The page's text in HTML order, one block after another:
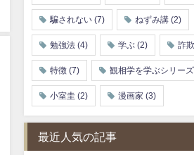
騙されない (7) ねずみ講 (2)
勉強法 (4) 学ぶ (2) 詐
特徴 (7) 観相学を学ぶシリーズ
小室圭 (2) 漫画家 (3)
最近人気の記事